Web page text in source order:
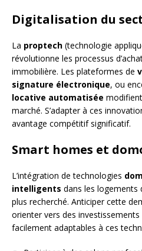
Digitalisation du
La proptech (technologie
révolutionne les processus
immobilière. Les plateformes de
signature électronique, ou
locative automatisée
marché. S’adapter à ces
avantage compétitif significatif.
Smart homes et
L’intégration de technologies
intelligents dans les logements
plus recherché. Anticiper cette
orienter vers des
facilement adaptables à ces